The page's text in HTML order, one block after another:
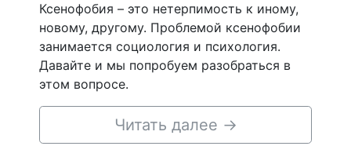
Ксенофобия – это нетерпимость к иному,
новому, другому. Проблемой ксенофобии
занимается социология и психология.
Давайте и мы попробуем разобраться в
этом вопросе.
Читать далее →